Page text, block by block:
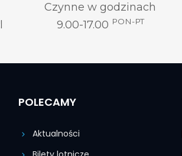
Czynne w godzinach
9.00-17.00 PON-PT
POLECAMY
Aktualności